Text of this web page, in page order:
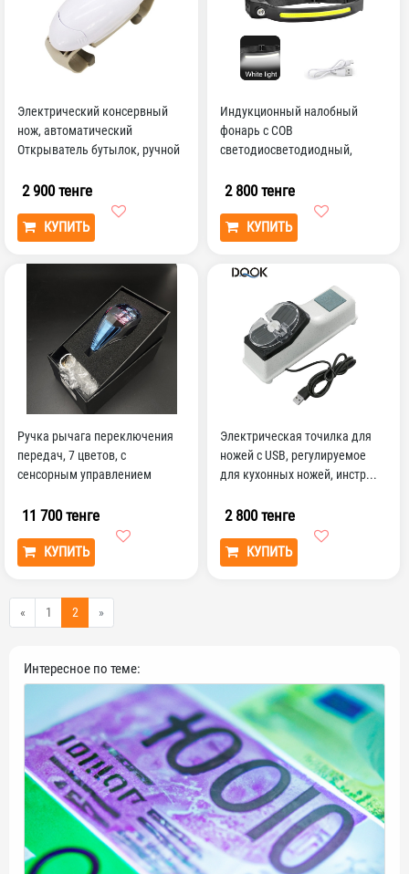
Электрический консервный
нож, автоматический
Открыватель бутылок, ручной
2 900 тенге
КУПИТЬ
Индукционный налобный
фонарь с COB
светодиосветодиодный,
зарядкой чер...
2 800 тенге
КУПИТЬ
Ручка рычага переключения
передач, 7 цветов, с
сенсорным управлением
11 700 тенге
КУПИТЬ
Электрическая точилка для
ножей с USB, регулируемое
для кухонных ножей, инстр...
2 800 тенге
КУПИТЬ
« 1 2 »
Интересное по теме: